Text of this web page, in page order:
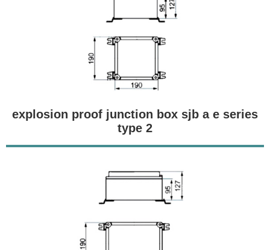
explosion proof junction box sjb a e series
type 2